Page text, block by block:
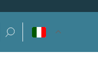
per: